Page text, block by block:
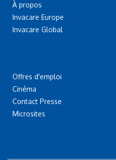
À propos
Invacare Europe
Invacare Global
Offres d'emploi
Cinéma
Contact Presse
Microsites